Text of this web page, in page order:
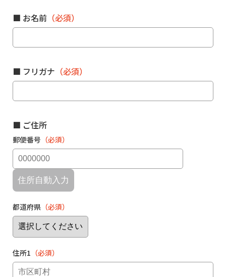
■ お名前 （必須）
■ フリガナ （必須）
■ ご住所
郵便番号 （必須）
住所自動入力
都道府県 （必須）
住所1 （必須）